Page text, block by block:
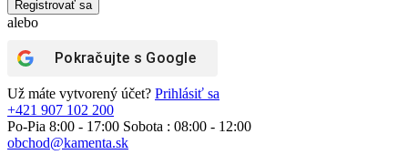
Registrovať sa
alebo
Pokračujte s Google
Už máte vytvorený účet? Prihlásiť sa
+421 907 102 200
Po-Pia 8:00 - 17:00 Sobota : 08:00 - 12:00
obchod@kamenta.sk